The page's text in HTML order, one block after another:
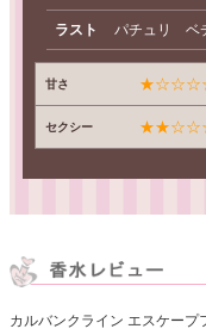
ラスト パチュリ ベ
甘さ
セクシー
カルバンクライン エスケープ